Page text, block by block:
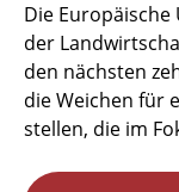
Die
der
den nächsten
die Weichen für
stellen, die im